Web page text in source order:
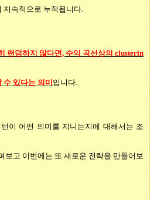
지속적으로 누적됩니다.
랜덤하지 않다면, 수익 곡선상의 clusterin
있다는 의미 입니다.
이 어떤 의미를 지니는지에 대해서는 조
보고 이번에는 또 새로운 전략을 만들어보